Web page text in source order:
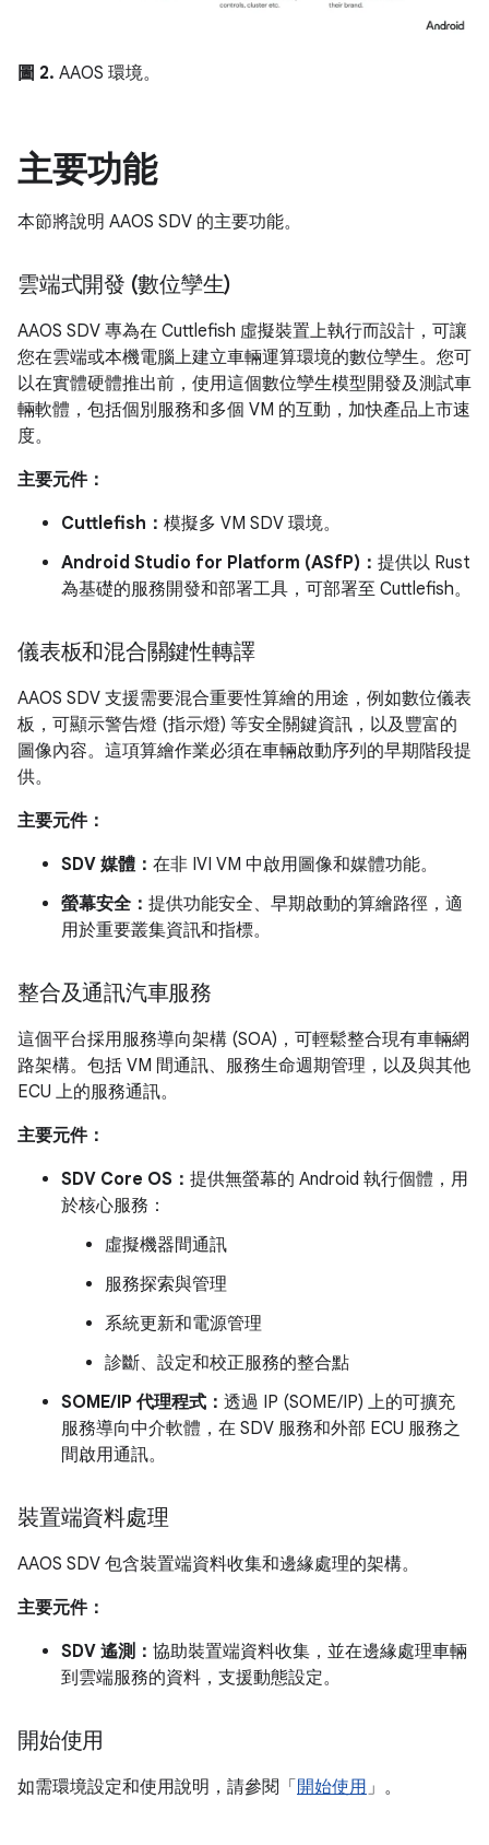
圖 2. AAOS 環境。
主要功能
本節將說明 AAOS SDV 的主要功能。
雲端式開發 (數位孿生)
AAOS SDV 專為在 Cuttlefish 虛擬裝置上執行而設計，可讓
您在雲端或本機電腦上建立車輛運算環境的數位孿生。您可
以在實體硬體推出前，使用這個數位孿生模型開發及測試車
輛軟體，包括個別服務和多個 VM 的互動，加快產品上市速
度。
主要元件：
Cuttlefish： 模擬多 VM SDV 環境。
Android Studio for Platform (ASfP)： 提供以 Rust
為基礎的服務開發和部署工具，可部署至 Cuttlefish。
儀表板和混合關鍵性轉譯
AAOS SDV 支援需要混合重要性算繪的用途，例如數位儀表
板，可顯示警告燈 (指示燈) 等安全關鍵資訊，以及豐富的
圖像內容。這項算繪作業必須在車輛啟動序列的早期階段提
供。
主要元件：
SDV 媒體： 在非 IVI VM 中啟用圖像和媒體功能。
螢幕安全： 提供功能安全、早期啟動的算繪路徑，適
用於重要叢集資訊和指標。
整合及通訊汽車服務
這個平台採用服務導向架構 (SOA)，可輕鬆整合現有車輛網
路架構。包括 VM 間通訊、服務生命週期管理，以及與其他
ECU 上的服務通訊。
主要元件：
SDV Core OS： 提供無螢幕的 Android 執行個體，用
於核心服務：
虛擬機器間通訊
服務探索與管理
系統更新和電源管理
診斷、設定和校正服務的整合點
SOME/IP 代理程式： 透過 IP (SOME/IP) 上的可擴充
服務導向中介軟體，在 SDV 服務和外部 ECU 服務之
間啟用通訊。
裝置端資料處理
AAOS SDV 包含裝置端資料收集和邊緣處理的架構。
主要元件：
SDV 遙測： 協助裝置端資料收集，並在邊緣處理車輛
到雲端服務的資料，支援動態設定。
開始使用
如需環境設定和使用說明，請參閱「開始使用 」。